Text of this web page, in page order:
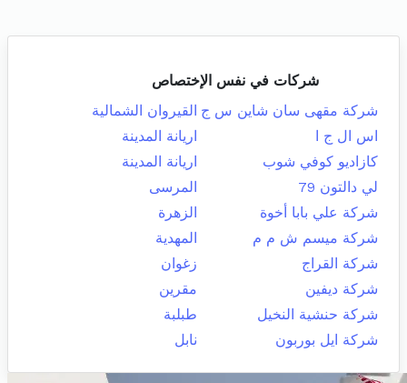
شركات في نفس الإختصاص
شركة مقهى سان شاين س ج القيروان الشمالية
اس ال ج ا
اريانة المدينة
كازاديو كوفي شوب
اريانة المدينة
لي دالتون 79
المرسى
شركة علي بابا أخوة
الزهرة
شركة ميسم ش م م
المهدية
شركة القراج
زغوان
شركة ديفين
مقرين
شركة حنشية النخيل
طبلبة
شركة ايل بوربون
نابل